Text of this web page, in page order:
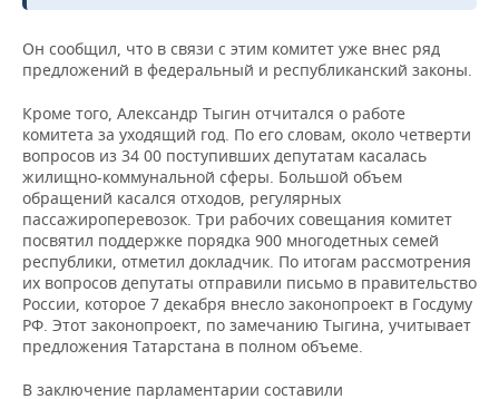
Он сообщил, что в связи с этим комитет уже внес ряд
предложений в федеральный и республиканский законы.
Кроме того, Александр Тыгин отчитался о работе
комитета за уходящий год. По его словам, около четверти
вопросов из 34 00 поступивших депутатам касалась
жилищно-коммунальной сферы. Большой объем
обращений касался отходов, регулярных
пассажироперевозок. Три рабочих совещания комитет
посвятил поддержке порядка 900 многодетных семей
республики, отметил докладчик. По итогам рассмотрения
их вопросов депутаты отправили письмо в правительство
России, которое 7 декабря внесло законопроект в Госдуму
РФ. Этот законопроект, по замечанию Тыгина, учитывает
предложения Татарстана в полном объеме.
В заключение парламентарии составили